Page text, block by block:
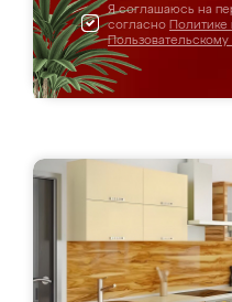
Я соглашаюсь на
согласно Политике